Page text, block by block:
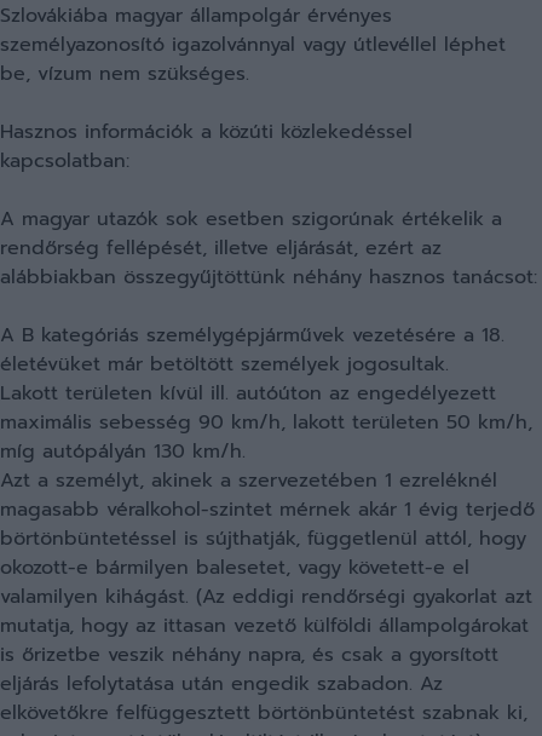
Szlovákiába magyar állampolgár érvényes
személyazonosító igazolvánnyal vagy útlevéllel léphet
be, vízum nem szükséges.
Hasznos információk a közúti közlekedéssel
kapcsolatban:
A magyar utazók sok esetben szigorúnak értékelik a
rendőrség fellépését, illetve eljárását, ezért az
alábbiakban összegyűjtöttünk néhány hasznos tanácsot:
A B kategóriás személygépjárművek vezetésére a 18.
életévüket már betöltött személyek jogosultak.
Lakott területen kívül ill. autóúton az engedélyezett
maximális sebesség 90 km/h, lakott területen 50 km/h,
míg autópályán 130 km/h.
Azt a személyt, akinek a szervezetében 1 ezreléknél
magasabb véralkohol-szintet mérnek akár 1 évig terjedő
börtönbüntetéssel is sújthatják, függetlenül attól, hogy
okozott-e bármilyen balesetet, vagy követett-e el
valamilyen kihágást. (Az eddigi rendőrségi gyakorlat azt
mutatja, hogy az ittasan vezető külföldi állampolgárokat
is őrizetbe veszik néhány napra, és csak a gyorsított
eljárás lefolytatása után engedik szabadon. Az
elkövetőkre felfüggesztett börtönbüntetést szabnak ki,